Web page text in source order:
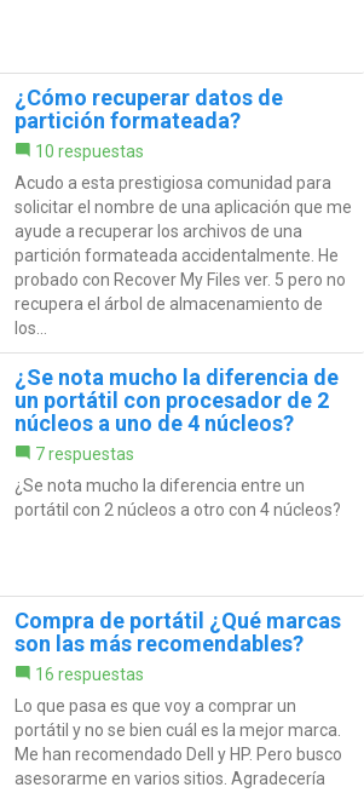
¿Cómo recuperar datos de
partición formateada?
10 respuestas
Acudo a esta prestigiosa comunidad para
solicitar el nombre de una aplicación que me
ayude a recuperar los archivos de una
partición formateada accidentalmente. He
probado con Recover My Files ver. 5 pero no
recupera el árbol de almacenamiento de
los...
¿Se nota mucho la diferencia de
un portátil con procesador de 2
núcleos a uno de 4 núcleos?
7 respuestas
¿Se nota mucho la diferencia entre un
portátil con 2 núcleos a otro con 4 núcleos?
Compra de portátil ¿Qué marcas
son las más recomendables?
16 respuestas
Lo que pasa es que voy a comprar un
portátil y no se bien cuál es la mejor marca.
Me han recomendado Dell y HP. Pero busco
asesorarme en varios sitios. Agradecería